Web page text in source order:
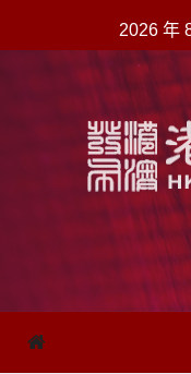
至
2026 年